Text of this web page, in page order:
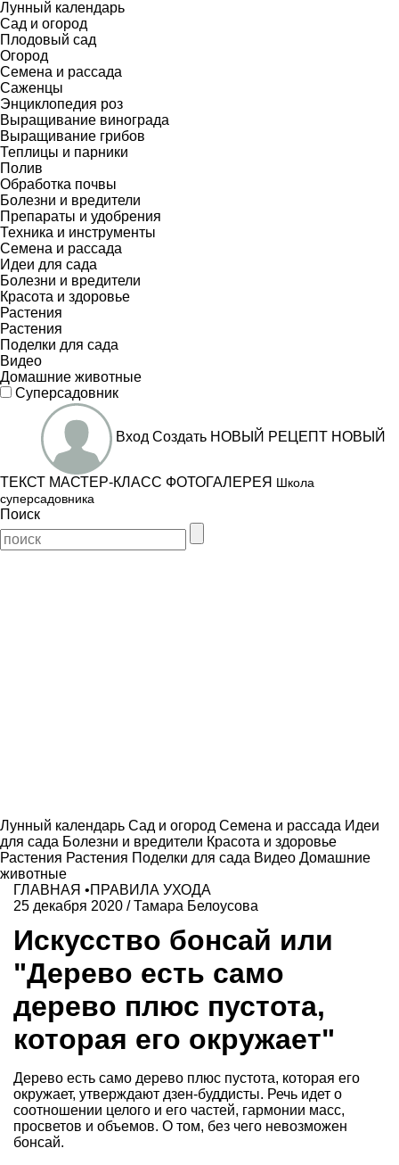
Лунный календарь
Сад и огород
Плодовый сад
Огород
Семена и рассада
Саженцы
Энциклопедия роз
Выращивание винограда
Выращивание грибов
Теплицы и парники
Полив
Обработка почвы
Болезни и вредители
Препараты и удобрения
Техника и инструменты
Семена и рассада
Идеи для сада
Болезни и вредители
Красота и здоровье
Растения
Растения
Поделки для сада
Видео
Домашние животные
Суперсадовник
Вход Создать НОВЫЙ РЕЦЕПТ НОВЫЙ
ТЕКСТ МАСТЕР-КЛАСС ФОТОГАЛЕРЕЯ Школа
суперсадовника
Поиск
Лунный календарь Сад и огород Семена и рассада Идеи
для сада Болезни и вредители Красота и здоровье
Растения Растения Поделки для сада Видео Домашние
животные
ГЛАВНАЯ •ПРАВИЛА УХОДА
25 декабря 2020 /Тамара Белоусова
Искусство бонсай или
"Дерево есть само
дерево плюс пустота,
которая его окружает"
Дерево есть само дерево плюс пустота, которая его
окружает, утверждают дзен-буддисты. Речь идет о
соотношении целого и его частей, гармонии масс,
просветов и объемов. О том, без чего невозможен
бонсай.